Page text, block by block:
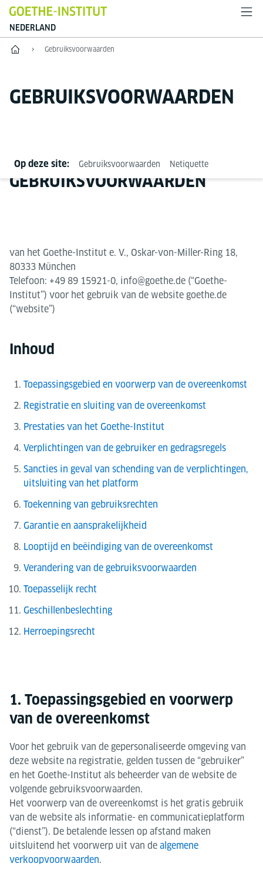
NEDERLAND
Goethe-Institut Niederlande
Gebruiksvoorwaarden
GEBRUIKSVOORWAARDEN
Op deze site: Gebruiksvoorwaarden Netiquette
GEBRUIKSVOORWAARDEN
van het Goethe-Institut e. V., Oskar-von-Miller-Ring 18,
80333 München
Telefoon: +49 89 15921-0, info@goethe.de (“Goethe-
Institut”) voor het gebruik van de website goethe.de
(“website”)
Inhoud
Toepassingsgebied en voorwerp van de overeenkomst
Registratie en sluiting van de overeenkomst
Prestaties van het Goethe-Institut
Verplichtingen van de gebruiker en gedragsregels
Sancties in geval van schending van de verplichtingen,
uitsluiting van het platform
Toekenning van gebruiksrechten
Garantie en aansprakelijkheid
Looptijd en beëindiging van de overeenkomst
Verandering van de gebruiksvoorwaarden
Toepasselijk recht
Geschillenbeslechting
Herroepingsrecht
1. Toepassingsgebied en voorwerp
van de overeenkomst
Voor het gebruik van de gepersonaliseerde omgeving van
deze website na registratie, gelden tussen de “gebruiker”
en het Goethe-Institut als beheerder van de website de
volgende gebruiksvoorwaarden.
Het voorwerp van de overeenkomst is het gratis gebruik
van de website als informatie- en communicatieplatform
(“dienst”). De betalende lessen op afstand maken
uitsluitend het voorwerp uit van dealgemene
verkoopvoorwaarden.